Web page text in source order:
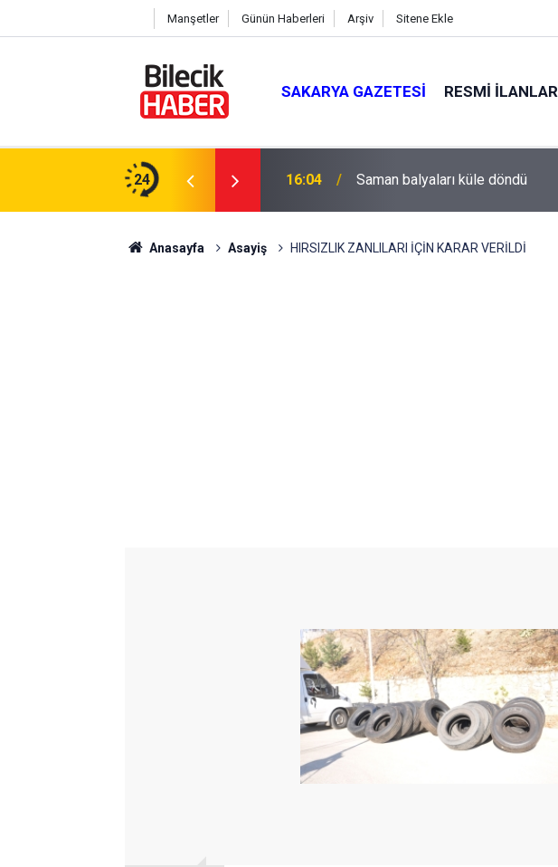
Manşetler Günün Haberleri Arşiv Sitene Ekle
SAKARYA GAZETESI RESMI İLANLAR
24 16:04 Saman balyaları küle döndü
Anasayfa Asayiş HIRSIZLIK ZANLILARI İÇİN KARAR VERİLDİ